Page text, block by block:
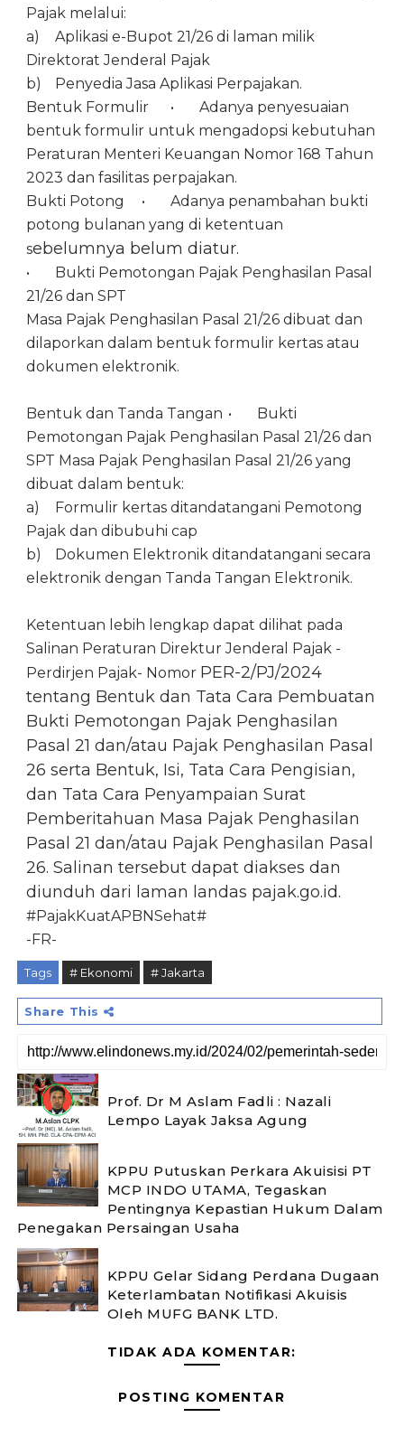
Pajak melalui:
a)
Aplikasi e-Bupot 21/26 di laman milik
Direktorat Jenderal Pajak
b)
Penyedia Jasa Aplikasi Perpajakan.
Bentuk Formulir
•
Adanya penyesuaian
bentuk formulir untuk mengadopsi kebutuhan
Peraturan Menteri Keuangan Nomor 168 Tahun
2023 dan fasilitas perpajakan.
Bukti Potong
•
Adanya penambahan bukti
potong bulanan yang di ketentuan
sebelumnya belum diatur.
•
Bukti Pemotongan Pajak Penghasilan Pasal
21/26 dan SPT
Masa Pajak Penghasilan Pasal 21/26 dibuat dan
dilaporkan dalam bentuk formulir kertas atau
dokumen elektronik.
Bentuk dan Tanda Tangan •
Bukti
Pemotongan Pajak Penghasilan Pasal 21/26 dan
SPT Masa Pajak Penghasilan Pasal 21/26 yang
dibuat dalam bentuk:
a)
Formulir kertas ditandatangani Pemotong
Pajak dan dibubuhi cap
b)
Dokumen Elektronik ditandatangani secara
elektronik dengan Tanda Tangan Elektronik.
Ketentuan lebih lengkap dapat dilihat pada
Salinan Peraturan Direktur Jenderal Pajak -
Perdirjen Pajak- Nomor PER-2/PJ/2024
tentang Bentuk dan Tata Cara Pembuatan
Bukti Pemotongan Pajak Penghasilan
Pasal 21 dan/atau Pajak Penghasilan Pasal
26 serta Bentuk, Isi, Tata Cara Pengisian,
dan Tata Cara Penyampaian Surat
Pemberitahuan Masa Pajak Penghasilan
Pasal 21 dan/atau Pajak Penghasilan Pasal
26. Salinan tersebut dapat diakses dan
diunduh dari laman landas pajak.go.id.
#PajakKuatAPBNSehat#
-FR-
Tags # Ekonomi # Jakarta
Share This
Prof. Dr M Aslam Fadli : Nazali
Lempo Layak Jaksa Agung
KPPU Putuskan Perkara Akuisisi PT
MCP INDO UTAMA, Tegaskan
Pentingnya Kepastian Hukum Dalam
Penegakan Persaingan Usaha
KPPU Gelar Sidang Perdana Dugaan
Keterlambatan Notifikasi Akuisis
Oleh MUFG BANK LTD.
TIDAK ADA KOMENTAR:
POSTING KOMENTAR